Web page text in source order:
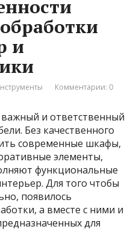
и
Комментарии: 0
и ответственный
Без качественного
современные шкафы,
элементы,
функциональные
Для того чтобы
появилось
а вместе с ними и
для